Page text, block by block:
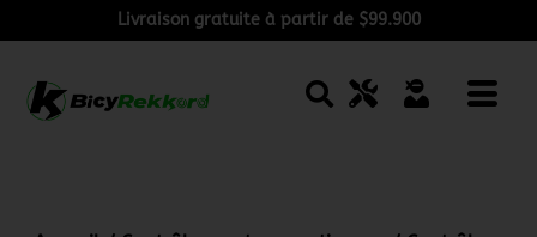
Livraison gratuite à partir de $99.900